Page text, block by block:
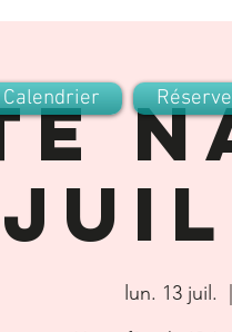
Calendrier
lun. 13 juil.